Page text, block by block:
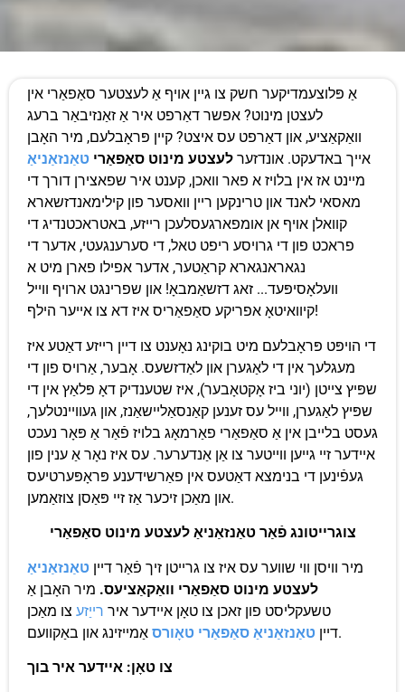
אַ פּלוצעמדיקער חשק צו גיין אויף אַ לעצטער סאַפאַרי אין
לעצטן מינוט? אפשר דאַרפט איר אַ זאַנזיבאַר ברעג
וואַקאַציע, און דאַרפט עס איצט? קיין פּראָבלעם, מיר האָבן
אייך באדעקט. אונדזער לעצטע מינוט סאַפאַרי טאַנזאַניאַ
מיינט אז אין בלויז א פאר וואכן, קענט איר שפאצירן דורך די
מאסאי לאנד און טרינקען ריין וואסער פון קילימאנדזשארא
קוואלן אויף אן אומפארגעסלעכן רייזע, באטראכטנדיג די
פראכט פון די גרויסע ריפט טאל, די סערענגעטי, אדער די
נגאראנגארא קראַטער, אדער אפילו פארן מיט א
וועלאָסיפּעד... זאג דזשאַמבאָ! און שפרינגט ארויף ווייל
קיוואיטאָ אפריקע סאַפאַריס איז דא צו אייער הילף!
די הויפּט פּראָבלעם מיט בוקינג נאָענט צו דיין רייזע דאַטע איז
מעגלעך אין די לאַגערן און לאַדזשעס. אָבער, אַרויס פון די
שפּיץ צייטן (יוני ביז אָקטאָבער), איז שטענדיק דאָ פּלאַץ אין די
שפּיץ לאַגערן, ווייל עס זענען קאַנסאַליישאַנז, און געוויינטלעך,
געסט בלייבן אין אַ סאַפאַרי פאַרמאָג בלויז פֿאַר אַ פּאָר נעכט
איידער זיי גייען ווייטער צו אַן אַנדערער. עס איז נאָר אַ ענין פון
געפֿינען די בנימצא דאַטעס אין פאַרשידענע פּראָפּערטיעס
און מאַכן זיכער אַז זיי פּאַסן צוזאַמען.
צוגרייטונג פֿאַר טאַנזאַניאַ לעצטע מינוט סאַפאַרי
מיר וויסן ווי שווער עס איז צו גרייטן זיך פֿאַר דיין טאַנזאַניאַ
לעצטע מינוט סאַפאַרי וואַקאַציעס. מיר האָבן אַ
טשעקליסט פון זאכן צו טאָן איידער איר רייַזע צו מאַכן
דיין טאַנזאַניאַ סאַפאַרי טאָורס אַמייזינג און באַקוועם.
צו טאָן: איידער איר בוך